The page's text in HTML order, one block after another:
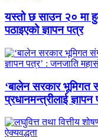
यस्तो छ साउन २० मा
पठाइएको ज्ञापन पत्र
‘बालेन सरकार भूमिगत
प्रधानमन्त्रीलाई